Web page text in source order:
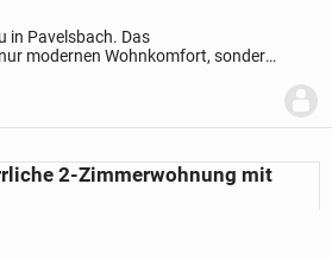
in Pavelsbach. Das
modernen Wohnkomfort, sondern
2-Zimmerwohnung mit